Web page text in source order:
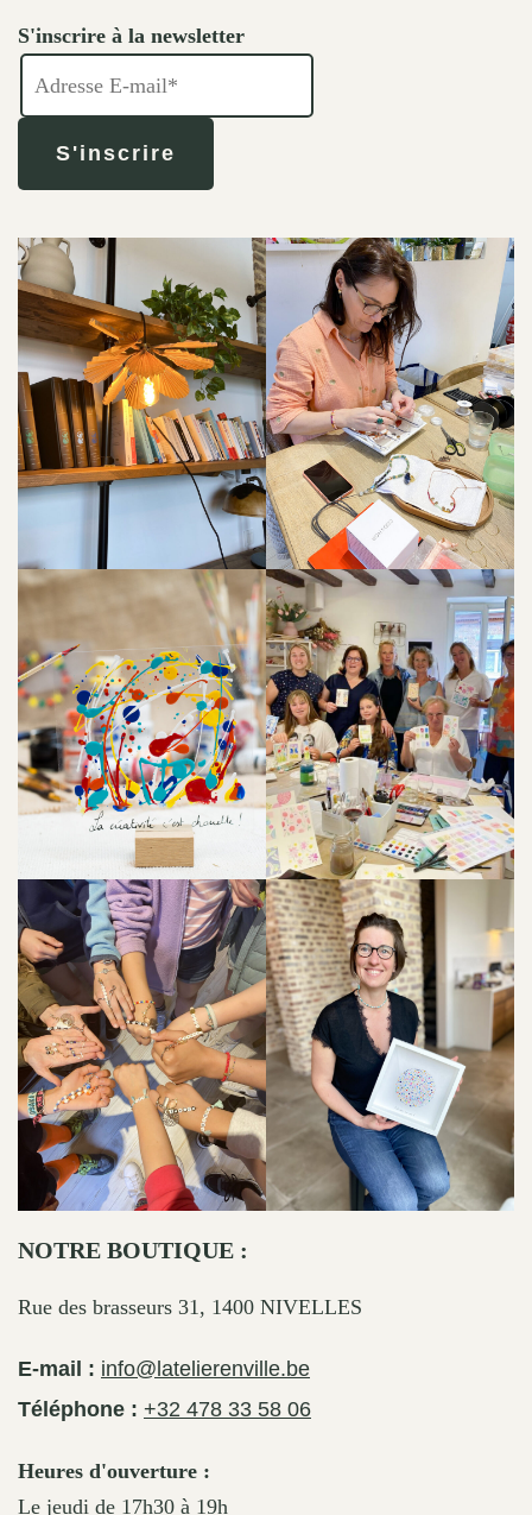
S'inscrire à la newsletter
NOTRE BOUTIQUE :
Rue des brasseurs 31, 1400 NIVELLES
E-mail : info@latelierenville.be
Téléphone : +32 478 33 58 06
Heures d'ouverture :
Le jeudi de 17h30 à 19h